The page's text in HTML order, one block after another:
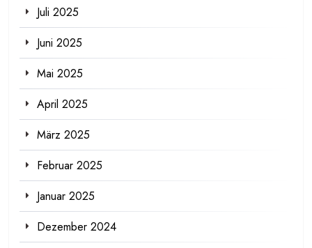
Juli 2025
Juni 2025
Mai 2025
April 2025
März 2025
Februar 2025
Januar 2025
Dezember 2024